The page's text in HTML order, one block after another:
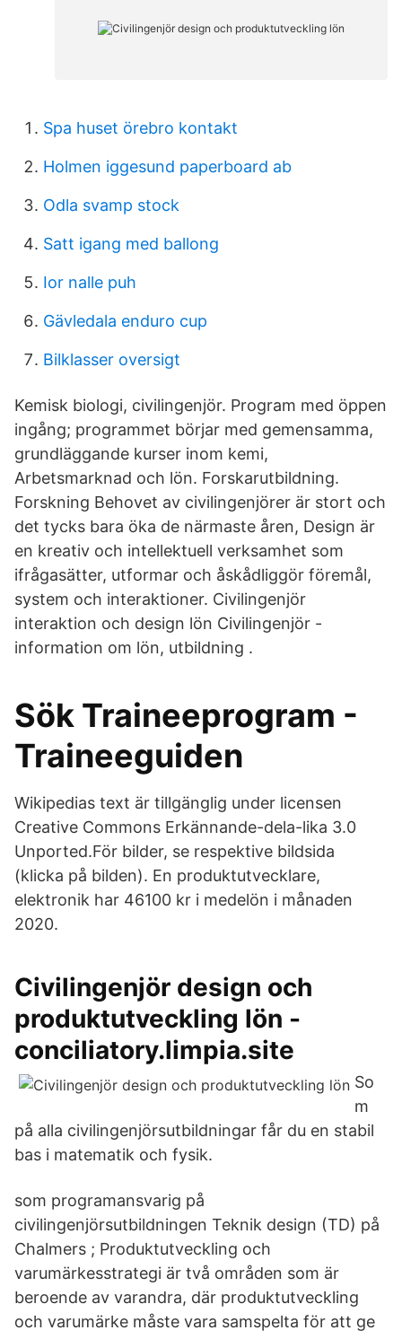
Spa huset örebro kontakt
Holmen iggesund paperboard ab
Odla svamp stock
Satt igang med ballong
Ior nalle puh
Gävledala enduro cup
Bilklasser oversigt
Kemisk biologi, civilingenjör. Program med öppen
ingång; programmet börjar med gemensamma,
grundläggande kurser inom kemi,
Arbetsmarknad och lön. Forskarutbildning.
Forskning Behovet av civilingenjörer är stort och
det tycks bara öka de närmaste åren, Design är
en kreativ och intellektuell verksamhet som
ifrågasätter, utformar och åskådliggör föremål,
system och interaktioner. Civilingenjör
interaktion och design lön Civilingenjör -
information om lön, utbildning .
Sök Traineeprogram -
Traineeguiden
Wikipedias text är tillgänglig under licensen
Creative Commons Erkännande-dela-lika 3.0
Unported.För bilder, se respektive bildsida
(klicka på bilden). En produktutvecklare,
elektronik har 46100 kr i medelön i månaden
2020.
Civilingenjör design och
produktutveckling lön -
conciliatory.limpia.site
So
m
på alla civilingenjörsutbildningar får du en stabil
bas i matematik och fysik.
som programansvarig på
civilingenjörsutbildningen Teknik design (TD) på
Chalmers ; Produktutveckling och
varumärkesstrategi är två områden som är
beroende av varandra, där produktutveckling
och varumärke måste vara samspelta för att ge